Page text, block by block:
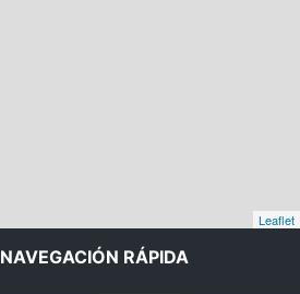
Leaflet
NAVEGACIÓN RÁPIDA